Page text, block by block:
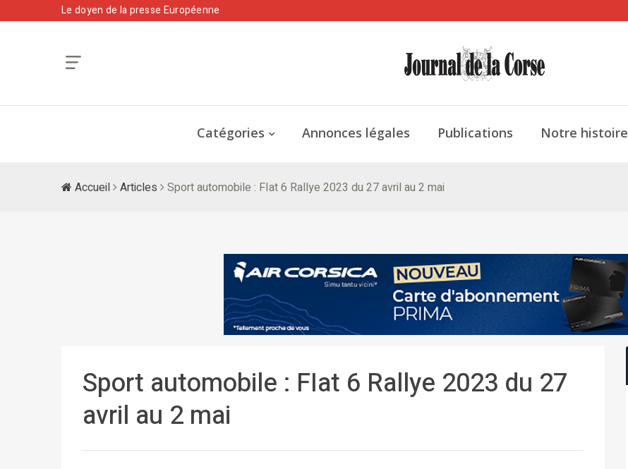
Le doyen de la presse Européenne
Catégories Annonces légales Publications Notre histoire
Accueil Articles Sport automobile : FIat 6 Rallye 2023 du 27 avril au 2 mai
Sport automobile : FIat 6 Rallye 2023 du 27
avril au 2 mai